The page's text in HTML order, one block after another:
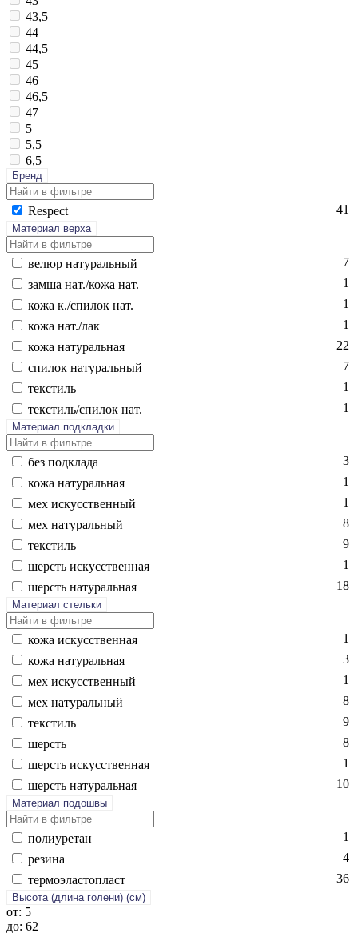
43,5
44
44,5
45
46
46,5
47
5
5,5
6,5
Бренд
Res­pect 41
Материал верха
ве­люр на­тураль­ный
7
зам­ша нат./ко­жа нат.
1
ко­жа к./спи­лок нат.
1
ко­жа нат./лак
1
ко­жа на­тураль­ная
22
спи­лок на­тураль­ный
7
текс­тиль
1
текс­тиль/спи­лок нат.
1
Материал подкладки
без подк­ла­да
3
ко­жа на­тураль­ная
1
мех ис­кусс­твен­ный
1
мех на­тураль­ный
8
текс­тиль
9
шерсть ис­кусс­твен­ная
1
шерсть на­тураль­ная
18
Материал стельки
ко­жа ис­кусс­твен­ная
1
ко­жа на­тураль­ная
3
мех ис­кусс­твен­ный
1
мех на­тураль­ный
8
текс­тиль
9
шерсть
8
шерсть ис­кусс­твен­ная
1
шерсть на­тураль­ная
10
Материал подошвы
по­ли­уре­тан
1
ре­зина
4
тер­мо­элас­топласт
36
Высота (длина голени) (cм)
от: 5
до: 62